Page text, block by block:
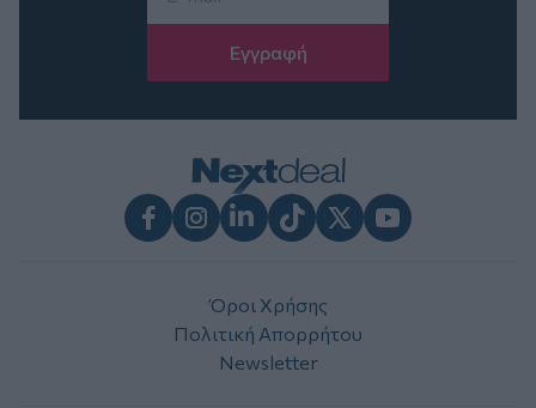
Όροι Χρήσης
Πολιτική Απορρήτου
Newsletter